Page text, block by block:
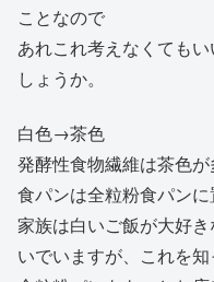
ことなので
あれこれ考えなくても
しょうか。
白色→茶色
発酵性食物繊維は茶色
食パンは全粒粉食パンに
家族は白いご飯が大好
いでいますが、これを